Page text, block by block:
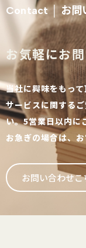
Contact │ お問
お気軽にお
当社に興味をもって
サービスに関する
い。5営業日以内に
お急ぎの場合は、
お問い合わせ